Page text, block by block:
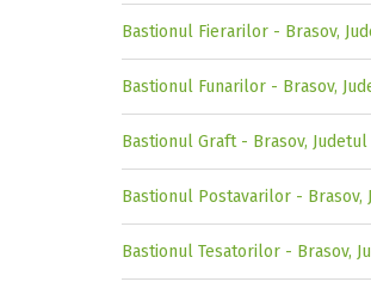
Bastionul Fierarilor - Brasov,
Bastionul Funarilor - Brasov,
Bastionul Graft - Brasov,
Bastionul Postavarilor - Brasov,
Bastionul Tesatorilor - Brasov,